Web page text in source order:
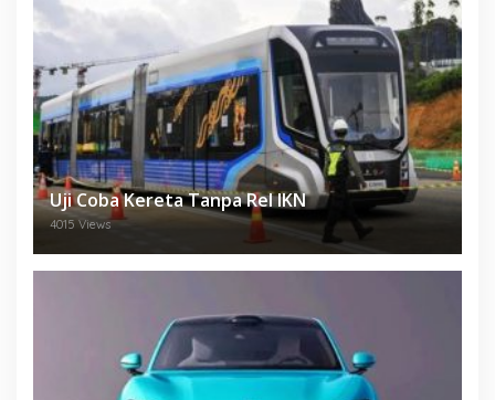
Uji Coba Kereta Tanpa Rel IKN
4015 Views